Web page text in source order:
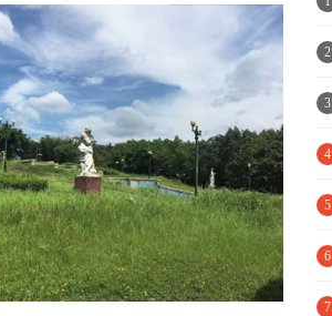
港
2
3
冤
4
5
6
疫
7